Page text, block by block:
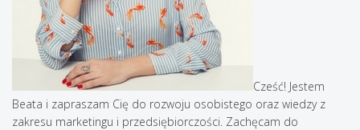
Cześć! Jestem
Beata i zapraszam Cię do rozwoju osobistego oraz wiedzy z
zakresu marketingu i przedsiębiorczości. Zachęcam do